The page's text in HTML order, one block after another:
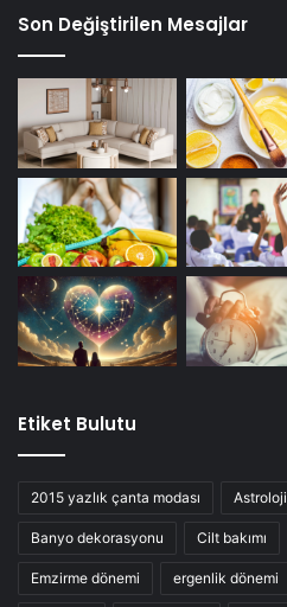
Son Değiştirilen Mesajlar
Etiket Bulutu
2015 yazlık çanta modası Astroloji
Banyo dekorasyonu Cilt bakımı
Emzirme dönemi ergenlik dönemi